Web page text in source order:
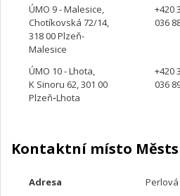
ÚMO 9 - Malesice,
Chotíkovská 72/14,
318 00 Plzeň-
Malesice
+420
036
ÚMO 10 - Lhota,
K Sinoru 62, 301 00
Plzeň-Lhota
+420
036
Kontaktní místo
Adresa
Perlová